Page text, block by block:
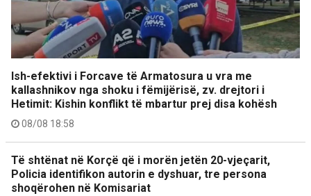
Ish-efektivi i Forcave të Armatosura u vra me
kallashnikov nga shoku i fëmijërisë, zv. drejtori i
Hetimit: Kishin konflikt të mbartur prej disa kohësh
08/08 18:58
Të shtënat në Korçë që i morën jetën 20-vjeçarit,
Policia identifikon autorin e dyshuar, tre persona
shoqërohen në Komisariat